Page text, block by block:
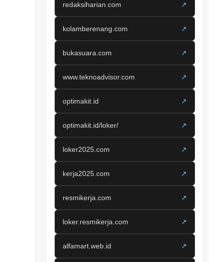
redaksiharian.com ↗
kolamberenang.com ↗
bukasuara.com ↗
www.teknoadvisor.com ↗
optimakit.id ↗
optimakit.id/loker/ ↗
loker2025.com ↗
kerja2025.com ↗
resmikerja.com ↗
loker.resmikerja.com ↗
alfamart.web.id ↗